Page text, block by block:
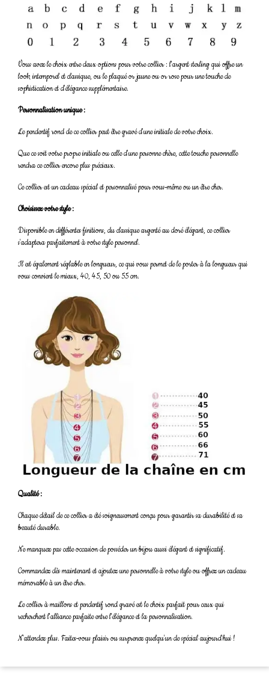
Vous avez le choix entre deux options pour votre collier : l'argent sterling qui offre un
look intemporel et classique, ou le plaqué or jaune ou or rose pour une touche de
sophistication et d'élégance supplémentaire.
Personnalisation unique :
Le pendentif rond de ce collier peut être gravé d'une initiale de votre choix.
Que ce soit votre propre initiale ou celle d'une personne chère, cette touche personnelle
rendra ce collier encore plus précieux.
Ce collier est un cadeau spécial et personnalisé pour vous-même ou un être cher.
Choisissez votre style :
Disponible en différentes finitions, du classique argenté au doré élégant, ce collier
s'adaptera parfaitement à votre style personnel.
Il est également réglable en longueur, ce qui vous permet de le porter à la longueur qui
vous convient le mieux, 40, 45, 50 ou 55 cm.
Qualité :
Chaque détail de ce collier a été soigneusement conçu pour garantir sa durabilité et sa
beauté durable.
Ne manquez pas cette occasion de posséder un bijou aussi élégant et significatif.
Commandez dès maintenant et ajoutez une personnelle à votre style ou offrez un cadeau
mémorable à un être cher.
Le collier à maillons et pendentif rond gravé est le choix parfait pour ceux qui
recherchent l'alliance parfaite entre l'élégance et la personnalisation.
N'attendez plus. Faites-vous plaisir ou surprenez quelqu'un de spécial aujourd'hui !